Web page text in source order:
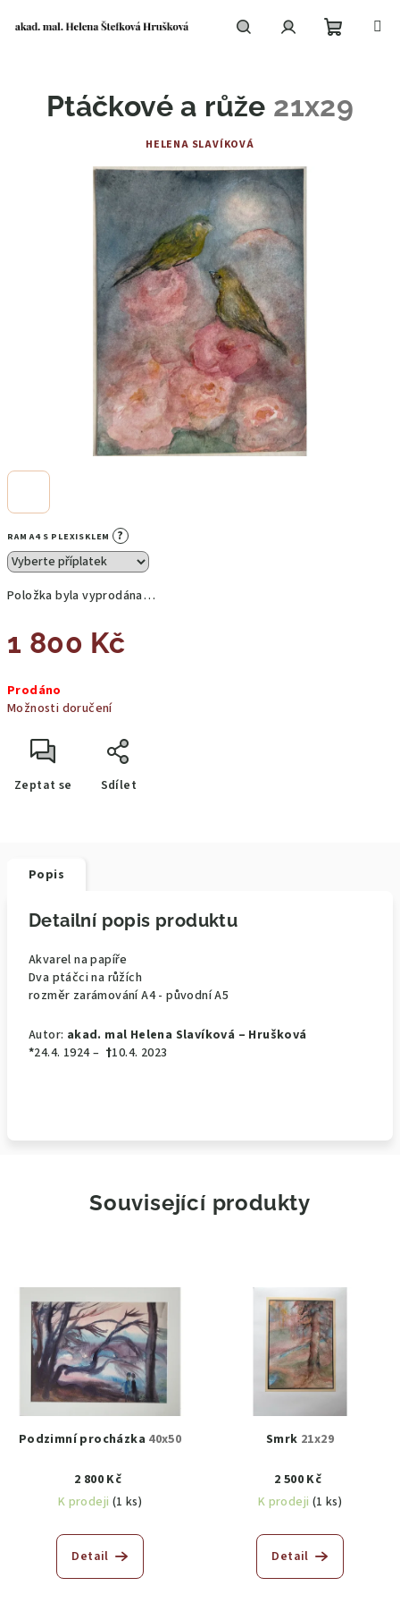
košík
RAM A4 S PLEXISKLEM ?
Položka byla vyprodána…
1 800 Kč
cena:
Prodáno
Možnosti doručení
Zeptat se Sdílet
Ptáčkové a růže 21x29
HELENA SLAVÍKOVÁ
Popis
Detailní popis produktu
Akvarel na papíře
Dva ptáčci na růžích
rozměr zarámování A4 - původní A5
Autor: akad. mal Helena Slavíková – Hrušková
*24.4. 1924 – †10.4. 2023
Související produkty
Podzimní procházka 40x50
2 800 Kč
K prodeji (1 ks)
Detail
Smrk 21x29
2 500 Kč
K prodeji (1 ks)
Detail